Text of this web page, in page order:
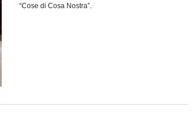
“Cose di Cosa Nostra”.